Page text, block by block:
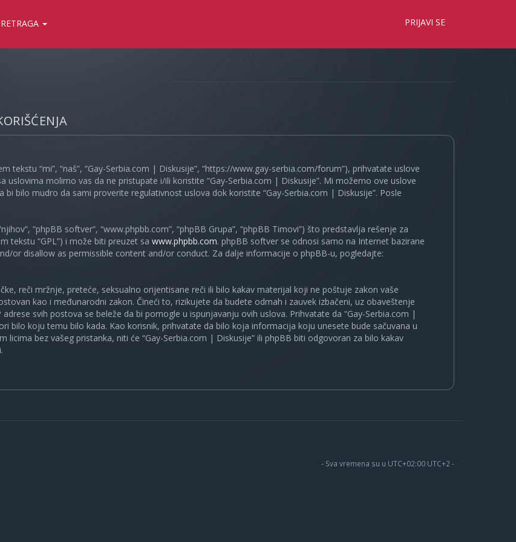
PRIJAVI SE
tekstu “mi”, “naš”, “Gay-Serbia.com | Diskusije”, “https://www.gay-serbia.com/forum”), prihvatate uslove
uslovima molimo vas da ne pristupate i/ili koristite “Gay-Serbia.com | Diskusije”. Mi možemo ove uslove
bilo mudro da sami proverite regulativnost uslova dok koristite “Gay-Serbia.com | Diskusije”. Posle
“phpBB softver”, “www.phpbb.com”, “phpBB Grupa”, “phpBB Timovi”) što predstavlja rešenje za
tekstu “GPL”) i može biti preuzet sa www.phpbb.com. phpBB softver se odnosi samo na Internet bazirane
or disallow as permissible content and/or conduct. Za dalje informacije o phpBB-u, pogledajte:
reči mržnje, preteće, seksualno orijentisane reči ili bilo kakav materijal koji ne poštuje zakon vaše
kao i međunarodni zakon. Čineći to, rizikujete da budete odmah i zauvek izbačeni, uz obaveštenje
svih postova se beleže da bi pomogle u ispunjavanju ovih uslova. Prihvatate da “Gay-Serbia.com |
bilo koju temu bilo kada. Kao korisnik, prihvatate da bilo koja informacija koju unesete bude sačuvana u
licima bez vašeg pristanka, niti će “Gay-Serbia.com | Diskusije” ili phpBB biti odgovoran za bilo kakav
- Sva vremena su u UTC+02:00 UTC+2 -